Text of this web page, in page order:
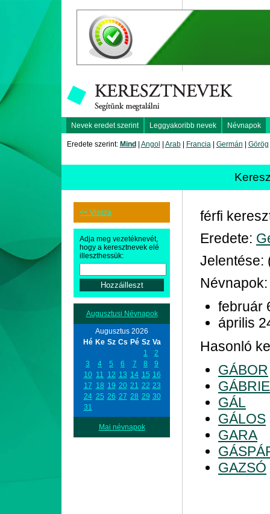
Nevek eredet szerint Leggyakoribb nevek Névnapok
Eredete szerint: Mind Angol Arab| Francia| Germán Görög
<< Vissza
Adja meg vezetéknevét,
hogy a keresztnevek elé
illeszthessük:
Augusztusi Névnapok
Augusztus 2026
Hé Ke Sz Cs Pé Sz Va
1
2
3
4 5 6 7 8
9
10 11 12 13 14 15 16
17 18 19 20 21 22 23
24 25 26 27 28 29 30
31
Mai névnapok
férfi
Eredete:
Jelentése:
Névnapok:
február
április
Hasonló
GÁBOR
GÁL
GÁLOS
GARA
GAZSÓ